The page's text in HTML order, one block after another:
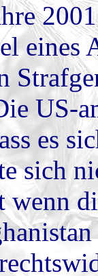
eines
US-
es
sich